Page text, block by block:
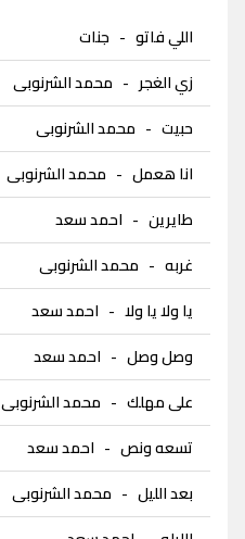
اللي فاتو - جنات
زي الغجر - محمد الشرنوبى
حبيت - محمد الشرنوبى
انا هعمل - محمد الشرنوبى
طايرين - احمد سعد
غربه - محمد الشرنوبى
يا ولا يا ولا - احمد سعد
وصل وصل - احمد سعد
على مهلك - محمد الشرنوبى
تسعه ونص - احمد سعد
بعد الليل - محمد الشرنوبى